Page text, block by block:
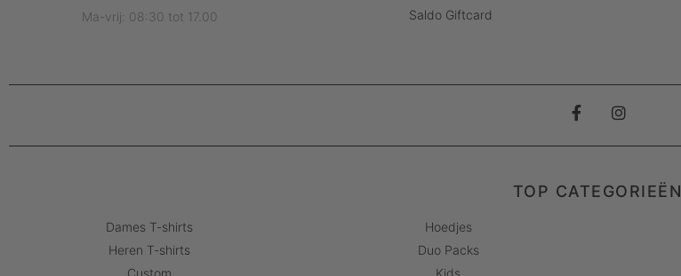
Ma-vrij: 08:30 tot 17.00
Saldo Giftcard
TOP CATEGORIEËN
Dames T-shirts
Heren T-shirts
Hoedjes
Duo Packs